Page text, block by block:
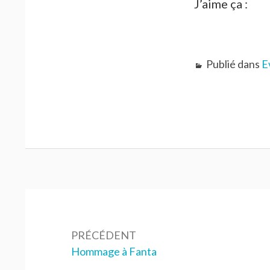
J’aime ça :
Publié dans
l’articlePRÉCÉDENT
Précédent :
Hommage à Fanta